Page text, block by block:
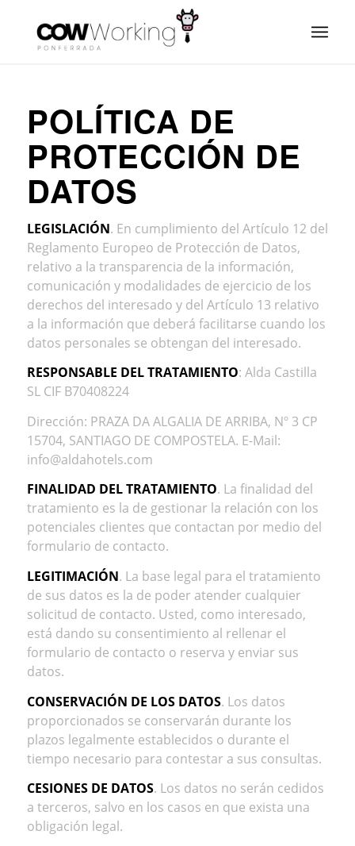
POLÍTICA DE
PROTECCIÓN DE
DATOS
LEGISLACIÓN. En cumplimiento del Artículo 12 del
Reglamento Europeo de Protección de Datos,
relativo a la transparencia de la información,
comunicación y modalidades de ejercicio de los
derechos del interesado y del Artículo 13 relativo
a la información que deberá facilitarse cuando los
datos personales se obtengan del interesado.
RESPONSABLE DEL TRATAMIENTO: Alda Castilla
SL CIF B70408224
Dirección: PRAZA DA ALGALIA DE ARRIBA, Nº 3 CP
15704, SANTIAGO DE COMPOSTELA. E-Mail:
info@aldahotels.com
FINALIDAD DEL TRATAMIENTO. La finalidad del
tratamiento es la de gestionar la relación con los
potenciales clientes que contactan por medio del
formulario de contacto.
LEGITIMACIÓN. La base legal para el tratamiento
de sus datos es la de poder atender cualquier
solicitud de contacto. Usted, como interesado,
está dando su consentimiento al rellenar el
formulario de contacto o reserva y enviar sus
datos.
CONSERVACIÓN DE LOS DATOS. Los datos
proporcionados se conservarán durante los
plazos legalmente establecidos o durante el
tiempo necesario para contestar a sus consultas.
CESIONES DE DATOS. Los datos no serán cedidos
a terceros, salvo en los casos en que exista una
obligación legal.